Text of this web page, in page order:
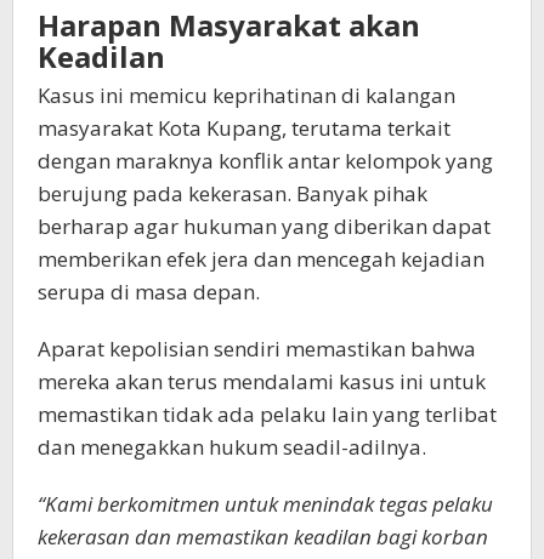
Harapan Masyarakat akan
Keadilan
Kasus ini memicu keprihatinan di kalangan
masyarakat Kota Kupang, terutama terkait
dengan maraknya konflik antar kelompok yang
berujung pada kekerasan. Banyak pihak
berharap agar hukuman yang diberikan dapat
memberikan efek jera dan mencegah kejadian
serupa di masa depan.
Aparat kepolisian sendiri memastikan bahwa
mereka akan terus mendalami kasus ini untuk
memastikan tidak ada pelaku lain yang terlibat
dan menegakkan hukum seadil-adilnya.
“Kami berkomitmen untuk menindak tegas pelaku
kekerasan dan memastikan keadilan bagi korban